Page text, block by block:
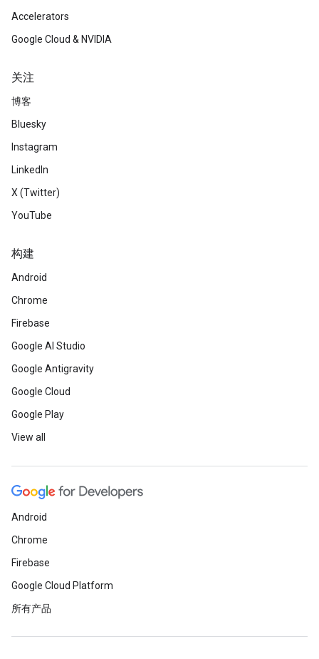
Accelerators
Google Cloud & NVIDIA
关注
博客
Bluesky
Instagram
LinkedIn
X (Twitter)
YouTube
构建
Android
Chrome
Firebase
Google AI Studio
Google Antigravity
Google Cloud
Google Play
View all
Android
Chrome
Firebase
Google Cloud Platform
所有产品